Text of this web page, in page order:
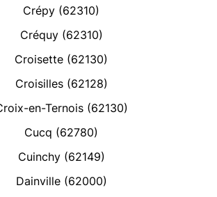
Crépy (62310)
Créquy (62310)
Croisette (62130)
Croisilles (62128)
en-Ternois (62130)
Cucq (62780)
Cuinchy (62149)
Dainville (62000)